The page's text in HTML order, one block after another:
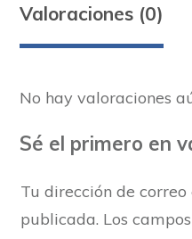
Valoraciones (0)
No hay valoraciones
Sé el primero en
Tu dirección de correo
publicada. Los